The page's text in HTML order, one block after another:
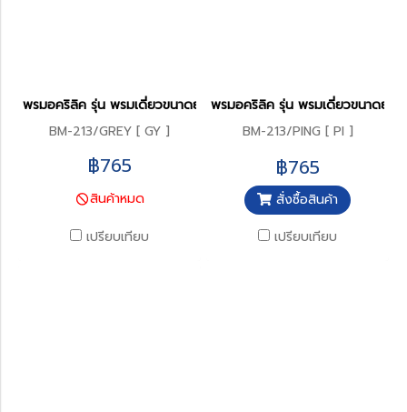
พรมอคริลิค รุ่น พรมเดี่ยวขนาดยาว 45 x 120 ซม.
BM-213/GREY [ GY ]
฿765
สินค้าหมด
เปรียบเทียบ
พรมอคริลิค รุ่น พรมเดี่ยวขนาดยา
BM-213/PING [ PI ]
฿765
สั่งซื้อสินค้า
เปรียบเทียบ